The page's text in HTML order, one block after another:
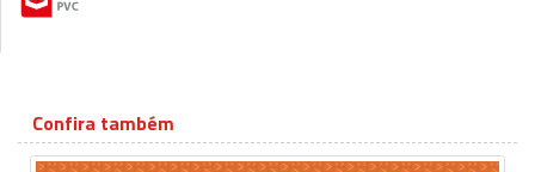
Confira também